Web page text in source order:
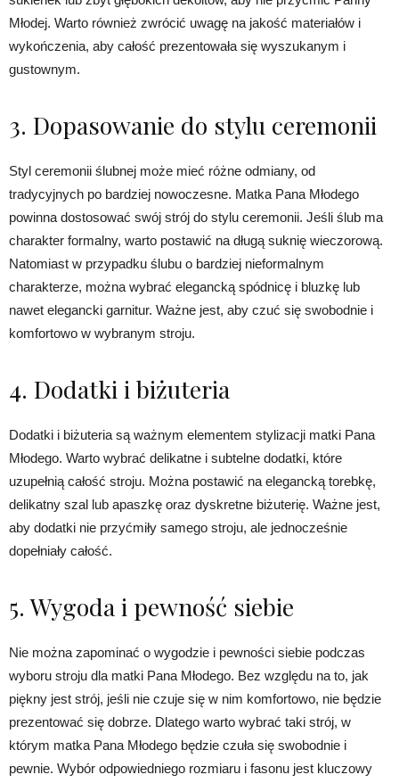
Młodej. Warto również zwrócić uwagę na jakość materiałów i
wykończenia, aby całość prezentowała się wyszukanym i
gustownym.
3. Dopasowanie do stylu ceremonii
Styl ceremonii ślubnej może mieć różne odmiany, od
tradycyjnych po bardziej nowoczesne. Matka Pana Młodego
powinna dostosować swój strój do stylu ceremonii. Jeśli ślub ma
charakter formalny, warto postawić na długą suknię wieczorową.
Natomiast w przypadku ślubu o bardziej nieformalnym
charakterze, można wybrać elegancką spódnicę i bluzkę lub
nawet elegancki garnitur. Ważne jest, aby czuć się swobodnie i
komfortowo w wybranym stroju.
4. Dodatki i biżuteria
Dodatki i biżuteria są ważnym elementem stylizacji matki Pana
Młodego. Warto wybrać delikatne i subtelne dodatki, które
uzupełnią całość stroju. Można postawić na elegancką torebkę,
delikatny szal lub apaszkę oraz dyskretne biżuterię. Ważne jest,
aby dodatki nie przyćmiły samego stroju, ale jednocześnie
dopełniały całość.
5. Wygoda i pewność siebie
Nie można zapominać o wygodzie i pewności siebie podczas
wyboru stroju dla matki Pana Młodego. Bez względu na to, jak
piękny jest strój, jeśli nie czuje się w nim komfortowo, nie będzie
prezentować się dobrze. Dlatego warto wybrać taki strój, w
którym matka Pana Młodego będzie czuła się swobodnie i
pewnie. Wybór odpowiedniego rozmiaru i fasonu jest kluczowy